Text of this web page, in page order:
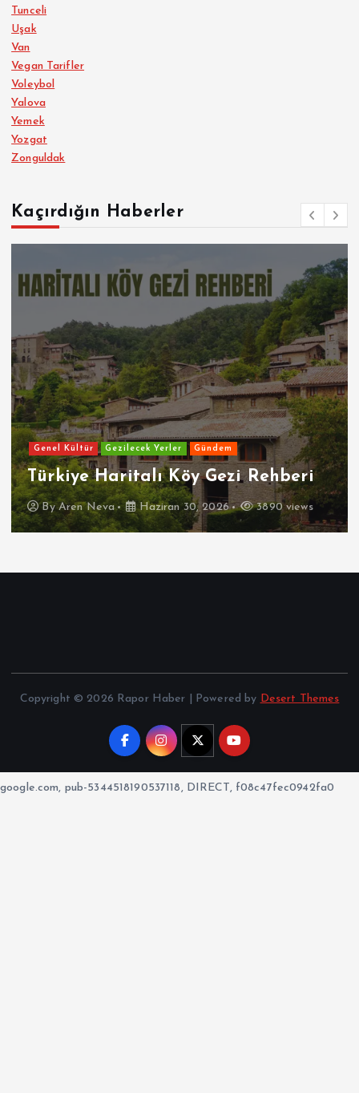
Tunceli
Uşak
Van
Vegan Tarifler
Voleybol
Yalova
Yemek
Yozgat
Zonguldak
Kaçırdığın Haberler
Genel Kültür Gezilecek Yerler Gündem
Türkiye Haritalı Köy Gezi Rehberi
ByAren Neva Haziran 30, 2026 3890 views
Copyright © 2026 Rapor Haber | Powered by Desert Themes
google.com, pub-5344518190537118, DIRECT, f08c47fec0942fa0